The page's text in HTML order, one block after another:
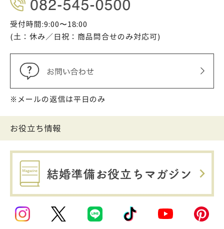
受付時間:9:00〜18:00
(土：休み／日祝：商品問合せのみ対応可)
※メールの返信は平日のみ
お役立ち情報